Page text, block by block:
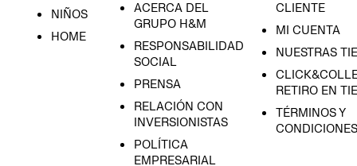
NIÑOS
HOME
ACERCA DEL
GRUPO H&M
RESPONSABILIDAD
SOCIAL
PRENSA
RELACIÓN CON
INVERSIONISTAS
POLÍTICA
EMPRESARIAL
CLIENTE
MI CUENTA
NUESTRAS
RETIRO EN
TÉRMINOS Y
CONDICIONES